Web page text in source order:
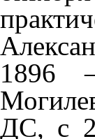
1896
ДС, с